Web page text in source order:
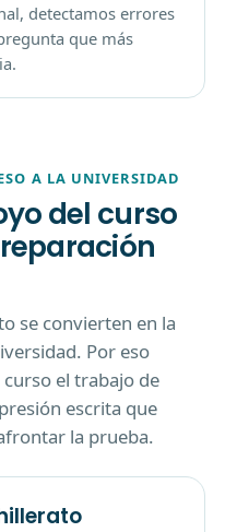
detectamos errores
que más
A LA UNIVERSIDAD
del curso
se convierten en la
Por eso
el trabajo de
escrita que
la prueba.